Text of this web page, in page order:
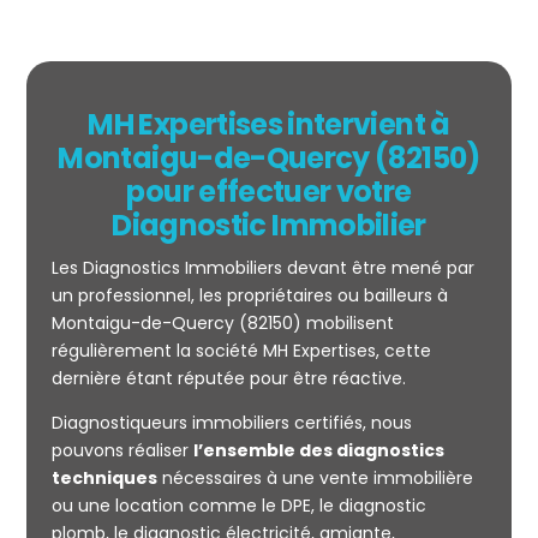
Mesurage
CARREZ
MH Expertises intervient à
Montaigu-de-Quercy (82150)
pour effectuer votre
Diagnostic Immobilier
Les Diagnostics Immobiliers devant être mené par
un professionnel, les propriétaires ou bailleurs à
Montaigu-de-Quercy (82150) mobilisent
régulièrement la société MH Expertises, cette
dernière étant réputée pour être réactive.
Diagnostiqueurs immobiliers certifiés, nous
pouvons réaliser l’ensemble des diagnostics
techniquesnécessaires à une vente immobilière
ou une location comme le DPE, le diagnostic